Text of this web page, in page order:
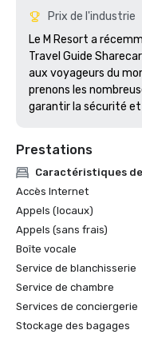
Prix de l'industrie
Le M Resort a
Travel Guide
aux voyageurs du
prenons les
Prestations
Caractéristiques
Accès Internet
Appels (locaux)
Appels (sans frais)
Boîte vocale
Service de blanchisserie
Service de chambre
Services de conciergerie
Stockage des bagages